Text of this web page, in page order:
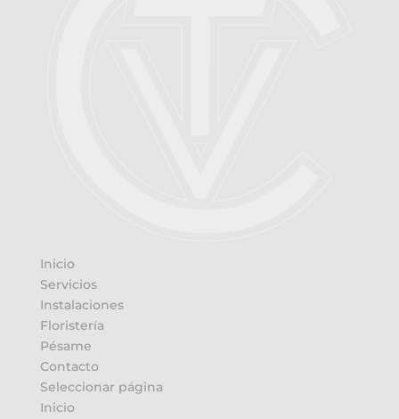
Inicio
Servicios
Instalaciones
Floristería
Pésame
Contacto
Seleccionar página
Inicio